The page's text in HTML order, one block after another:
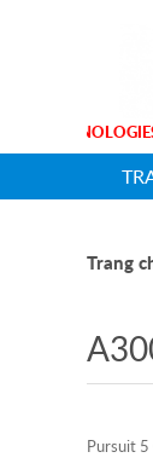
Trang
Pursuit 5